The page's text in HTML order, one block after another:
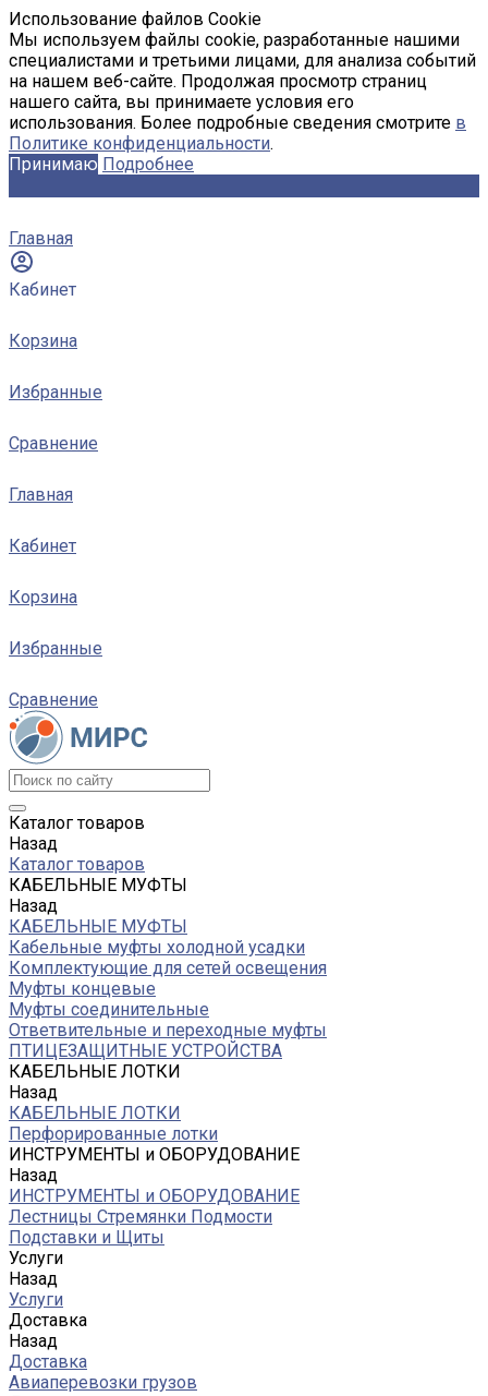
Использование файлов Cookie
Мы используем файлы cookie, разработанные нашими
специалистами и третьими лицами, для анализа событий
на нашем веб-сайте. Продолжая просмотр страниц
нашего сайта, вы принимаете условия его
использования. Более подробные сведения смотрите в
Политике конфиденциальности.
Принимаю Подробнее
Главная
Кабинет
Корзина
Избранные
Сравнение
Главная
Кабинет
Корзина
Избранные
Сравнение
Каталог товаров
Назад
Каталог товаров
КАБЕЛЬНЫЕ МУФТЫ
Назад
КАБЕЛЬНЫЕ МУФТЫ
Кабельные муфты холодной усадки
Комплектующие для сетей освещения
Муфты концевые
Муфты соединительные
Ответвительные и переходные муфты
ПТИЦЕЗАЩИТНЫЕ УСТРОЙСТВА
КАБЕЛЬНЫЕ ЛОТКИ
Назад
КАБЕЛЬНЫЕ ЛОТКИ
Перфорированные лотки
ИНСТРУМЕНТЫ и ОБОРУДОВАНИЕ
Назад
ИНСТРУМЕНТЫ и ОБОРУДОВАНИЕ
Лестницы Стремянки Подмости
Подставки и Щиты
Услуги
Назад
Услуги
Доставка
Назад
Доставка
Авиаперевозки грузов